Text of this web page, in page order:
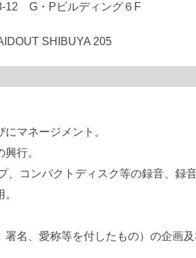
G・Pビルディング６F
SHIBUYA 205
マネージメント。
行。
コンパクトディスク等の録音、録
名、愛称等を付したもの）の企画